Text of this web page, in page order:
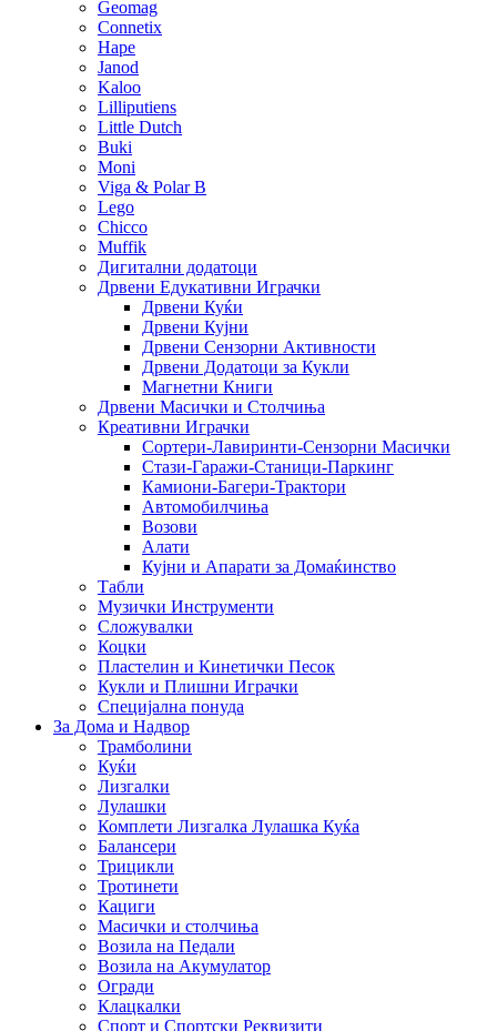
Geomag
Connetix
Hape
Janod
Kaloo
Lilliputiens
Little Dutch
Buki
Moni
Viga & Polar B
Lego
Chicco
Muffik
Дигитални додатоци
Дрвени Едукативни Играчки
Дрвени Куќи
Дрвени Кујни
Дрвени Сензорни Активности
Дрвени Додатоци за Кукли
Магнетни Книги
Дрвени Масички и Столчиња
Креативни Играчки
Сортери-Лавиринти-Сензорни Масички
Стази-Гаражи-Станици-Паркинг
Камиони-Багери-Трактори
Автомобилчиња
Возови
Алати
Кујни и Апарати за Домаќинство
Табли
Музички Инструменти
Сложувалки
Коцки
Пластелин и Кинетички Песок
Кукли и Плишни Играчки
Специјална понуда
За Дома и Надвор
Трамболини
Куќи
Лизгалки
Лулашки
Комплети Лизгалка Лулашка Куќа
Балансери
Трицикли
Тротинети
Кациги
Mасички и столчиња
Возила на Педали
Возила на Акумулатор
Огради
Клацкалки
Спорт и Спортски Реквизити